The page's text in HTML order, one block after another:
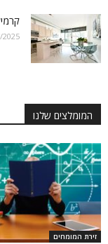
2025
המומלצים שלנו
זירת המומחים